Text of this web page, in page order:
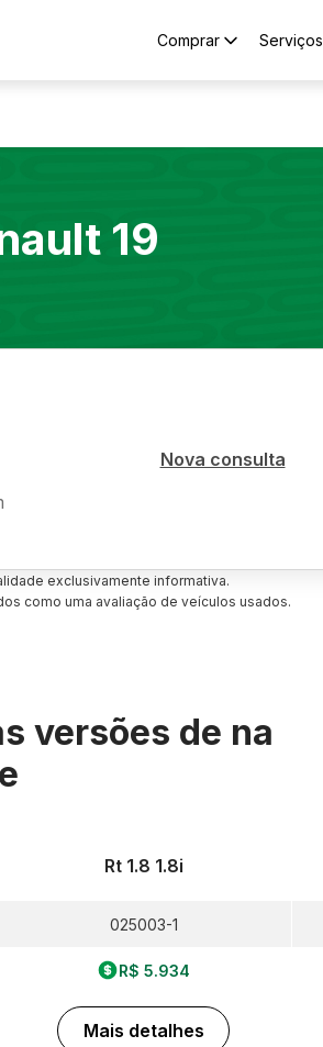
Comprar Serviços
19
Nova consulta
exclusivamente informativa.
como uma avaliação de veículos usados.
versões de na
Rt 1.8 1.8i
025003-1
R$ 5.934
Mais detalhes